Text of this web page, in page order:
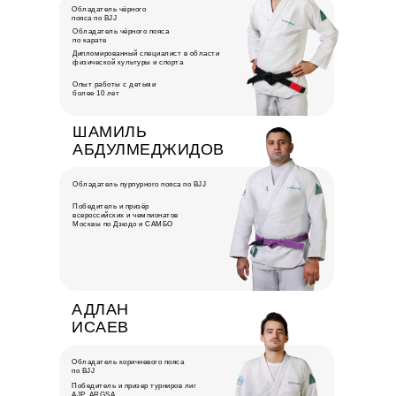
Победитель и призёр
всероссийских и чемпионатов
Москвы по Дзюдо и САМБО
ШАМИЛЬ
АБДУЛМЕДЖИДОВ
Обладатель пурпурного пояса по BJJ
Обладатель чёрного пояса
по карате
Дипломированный специалист в области
физической культуры и спорта
Опыт работы с детьми
более 10 лет
Обладатель чёрного
пояса по BJJ
Победитель и призер турниров лиг
AJP, ARGSA
АДЛАН
ИСАЕВ
Обладатель коричневого пояса
по BJJ